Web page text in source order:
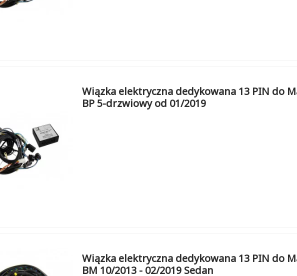
Wiązka elektryczna dedykowana 13 PIN do
BP 5-drzwiowy od 01/2019
Wiązka elektryczna dedykowana 13 PIN do
BM 10/2013 - 02/2019 Sedan